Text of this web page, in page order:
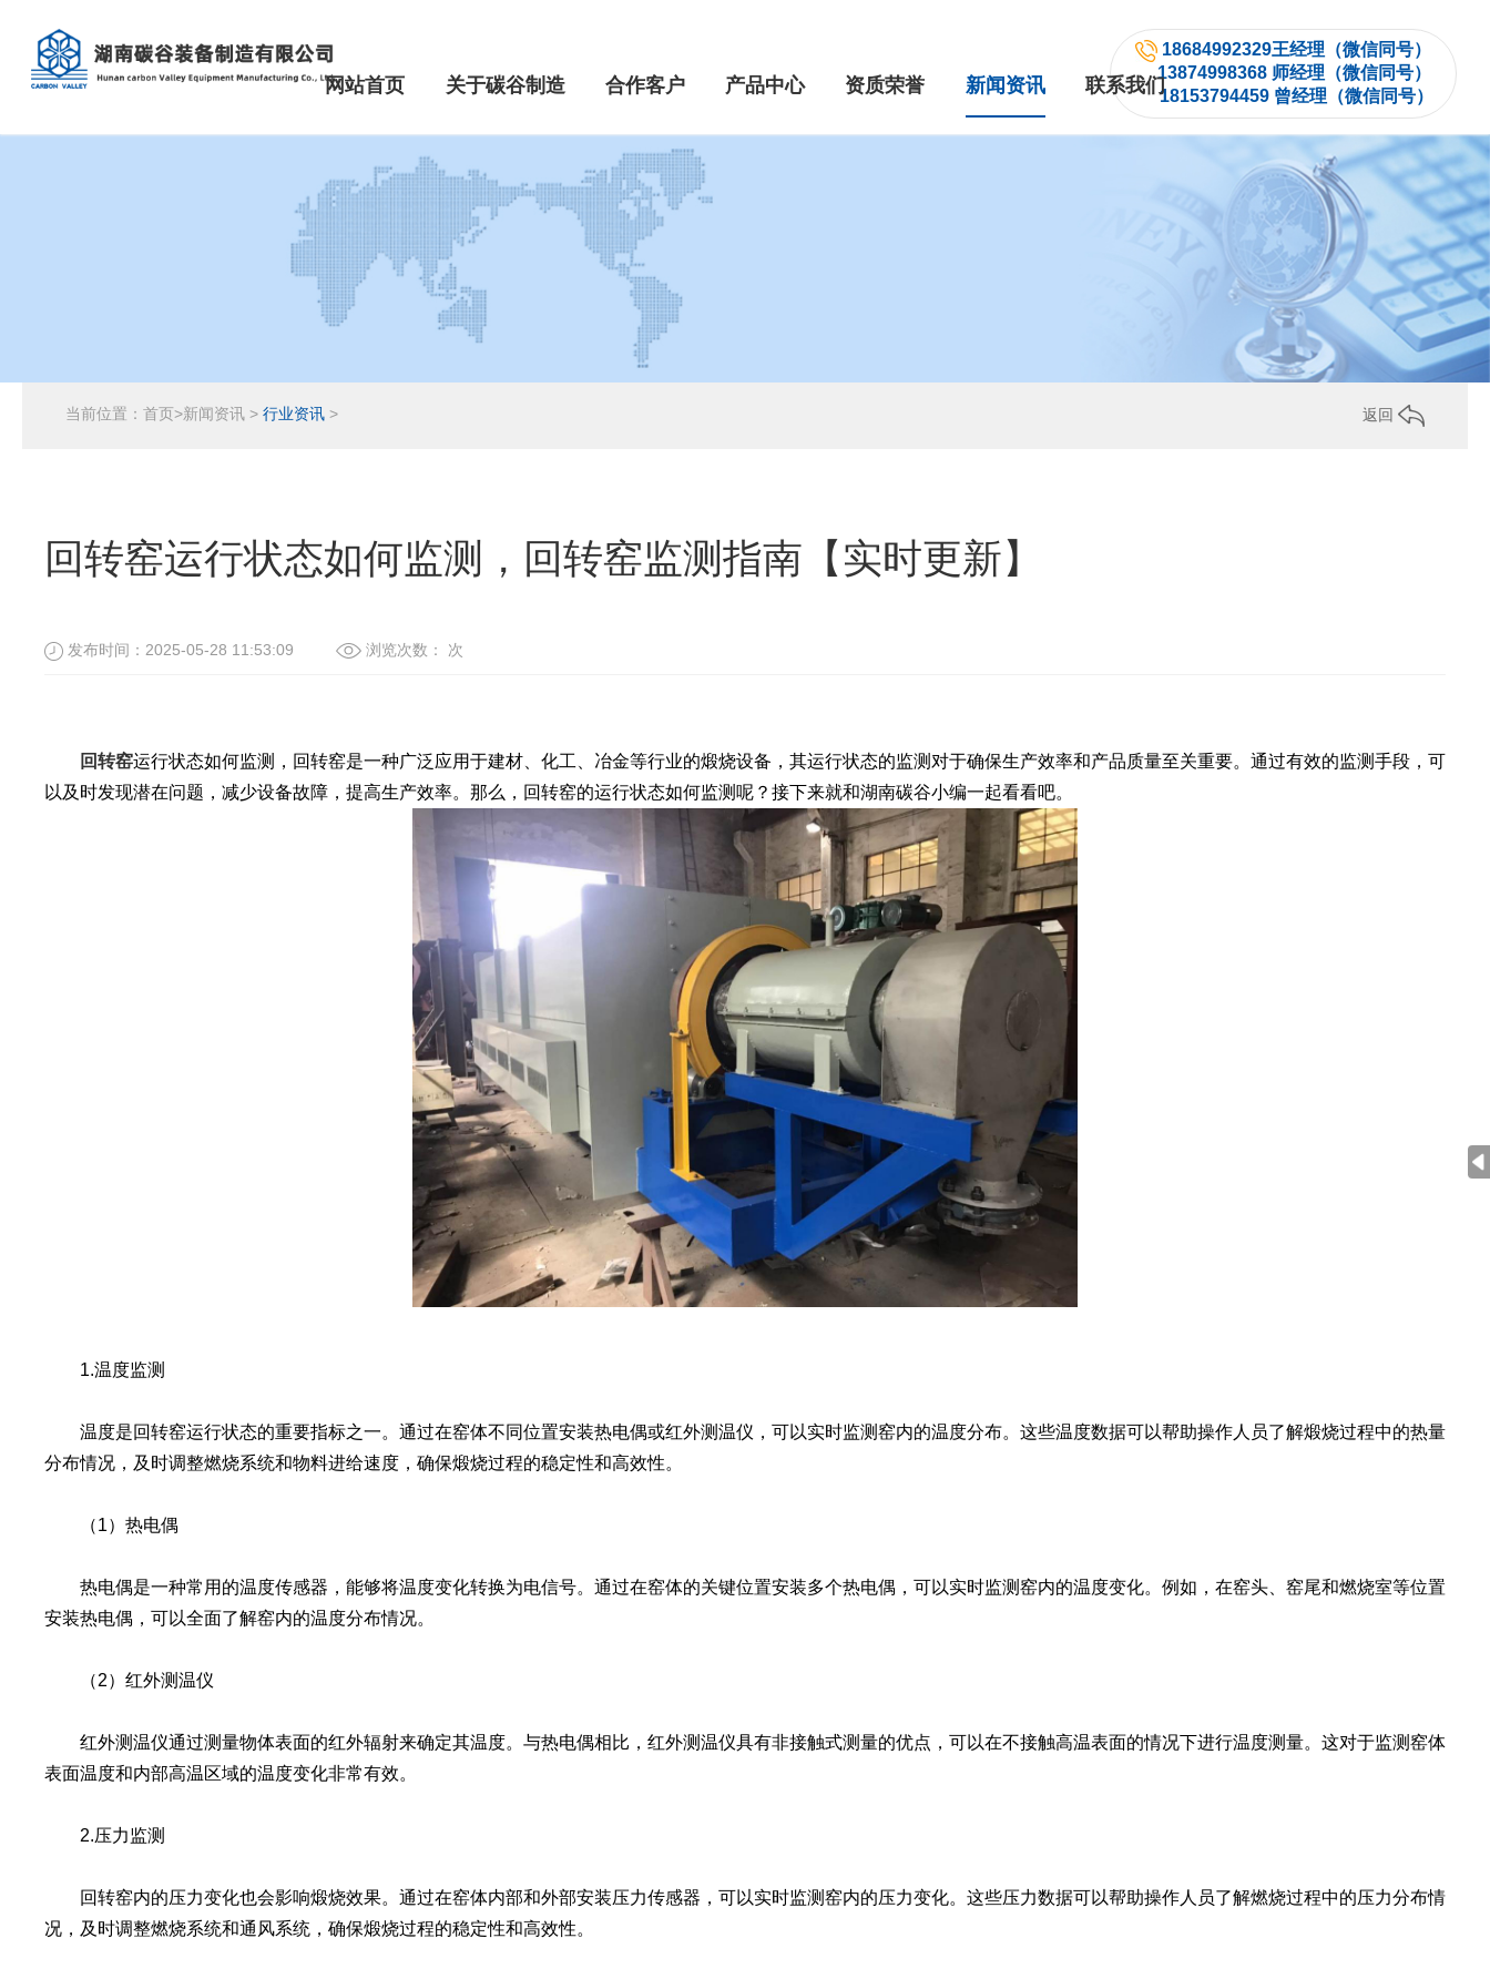
18684992329王经理（微信同号）
13874998368 师经理（微信同号）
18153794459 曾经理（微信同号）
网站首页 关于碳谷制造 合作客户 产品中心 资质荣誉 新闻资讯 联系我们
当前位置：首页>新闻资讯 >行业资讯 > 返回
回转窑运行状态如何监测，回转窑监测指南【实时更新】
发布时间：2025-05-28 11:53:09 浏览次数： 次
回转窑运行状态如何监测，回转窑是一种广泛应用于建材、化工、冶金等行业的煅烧设备，其运行状态的监测对于确保生产效率和产品质量至关重要。通过有效的监测手段，可
以及时发现潜在问题，减少设备故障，提高生产效率。那么，回转窑的运行状态如何监测呢？接下来就和湖南碳谷小编一起看看吧。
1.温度监测
温度是回转窑运行状态的重要指标之一。通过在窑体不同位置安装热电偶或红外测温仪，可以实时监测窑内的温度分布。这些温度数据可以帮助操作人员了解煅烧过程中的热量
分布情况，及时调整燃烧系统和物料进给速度，确保煅烧过程的稳定性和高效性。
（1）热电偶
热电偶是一种常用的温度传感器，能够将温度变化转换为电信号。通过在窑体的关键位置安装多个热电偶，可以实时监测窑内的温度变化。例如，在窑头、窑尾和燃烧室等位置
安装热电偶，可以全面了解窑内的温度分布情况。
（2）红外测温仪
红外测温仪通过测量物体表面的红外辐射来确定其温度。与热电偶相比，红外测温仪具有非接触式测量的优点，可以在不接触高温表面的情况下进行温度测量。这对于监测窑体
表面温度和内部高温区域的温度变化非常有效。
2.压力监测
回转窑内的压力变化也会影响煅烧效果。通过在窑体内部和外部安装压力传感器，可以实时监测窑内的压力变化。这些压力数据可以帮助操作人员了解燃烧过程中的压力分布情
况，及时调整燃烧系统和通风系统，确保煅烧过程的稳定性和高效性。